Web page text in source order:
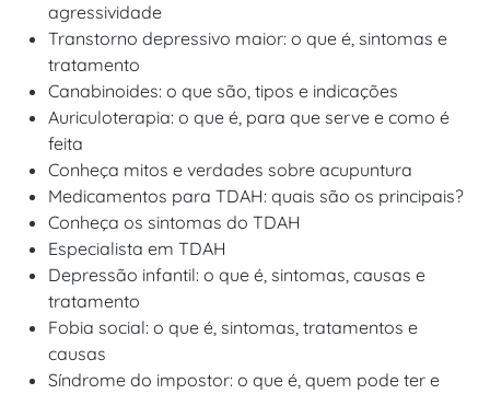
agressividade
Transtorno depressivo maior: o que é, sintomas e
tratamento
Canabinoides: o que são, tipos e indicações
Auriculoterapia: o que é, para que serve e como é
feita
Conheça mitos e verdades sobre acupuntura
Medicamentos para TDAH: quais são os principais?
Conheça os sintomas do TDAH
Especialista em TDAH
Depressão infantil: o que é, sintomas, causas e
tratamento
Fobia social: o que é, sintomas, tratamentos e
causas
Síndrome do impostor: o que é, quem pode ter e